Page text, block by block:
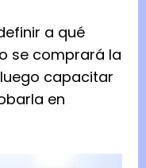
a qué
se comprará la
capacitar
en